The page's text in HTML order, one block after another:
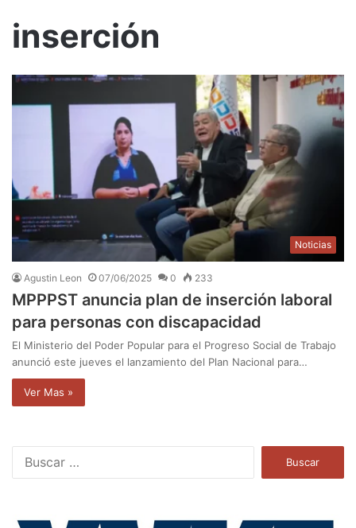
inserción
Noticias
Agustin Leon 07/06/2025 0 233
MPPPST anuncia plan de inserción laboral
para personas con discapacidad
El Ministerio del Poder Popular para el Progreso Social de Trabajo
anunció este jueves el lanzamiento del Plan Nacional para…
Ver Mas »
a